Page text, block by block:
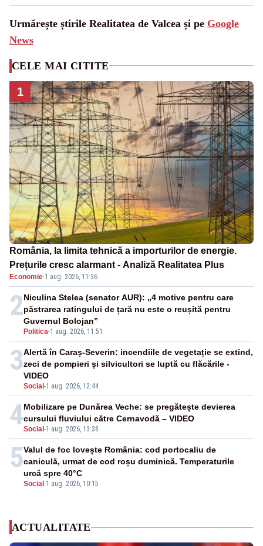
Urmărește știrile Realitatea de Valcea și pe Google
News
CELE MAI CITITE
1
România, la limita tehnică a importurilor de energie.
Prețurile cresc alarmant - Analiză Realitatea Plus
Economie·1 aug. 2026, 11:36
2
Politica-1 aug. 2026, 11:51
Niculina Stelea (senator AUR): „4 motive pentru care
păstrarea ratingului de țară nu este o reușită pentru
Guvernul Bolojan”
3
Social -1 aug. 2026, 12:44
Alertă în Caraș-Severin: incendiile de vegetație se extind,
zeci de pompieri și silvicultori se luptă cu flăcările -
VIDEO
4Social -1 aug. 2026, 13:38
Mobilizare pe Dunărea Veche: se pregătește devierea
cursului fluviului către Cernavodă – VIDEO
5
Social -1 aug. 2026, 10:15
Valul de foc lovește România: cod portocaliu de
caniculă, urmat de cod roșu duminică. Temperaturile
urcă spre 40°C
ACTUALITATE